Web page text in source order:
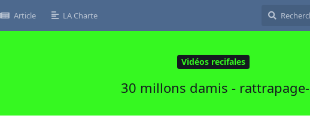
Article LA Charte
Vidéos recifales
30 millons damis - rattrapage-